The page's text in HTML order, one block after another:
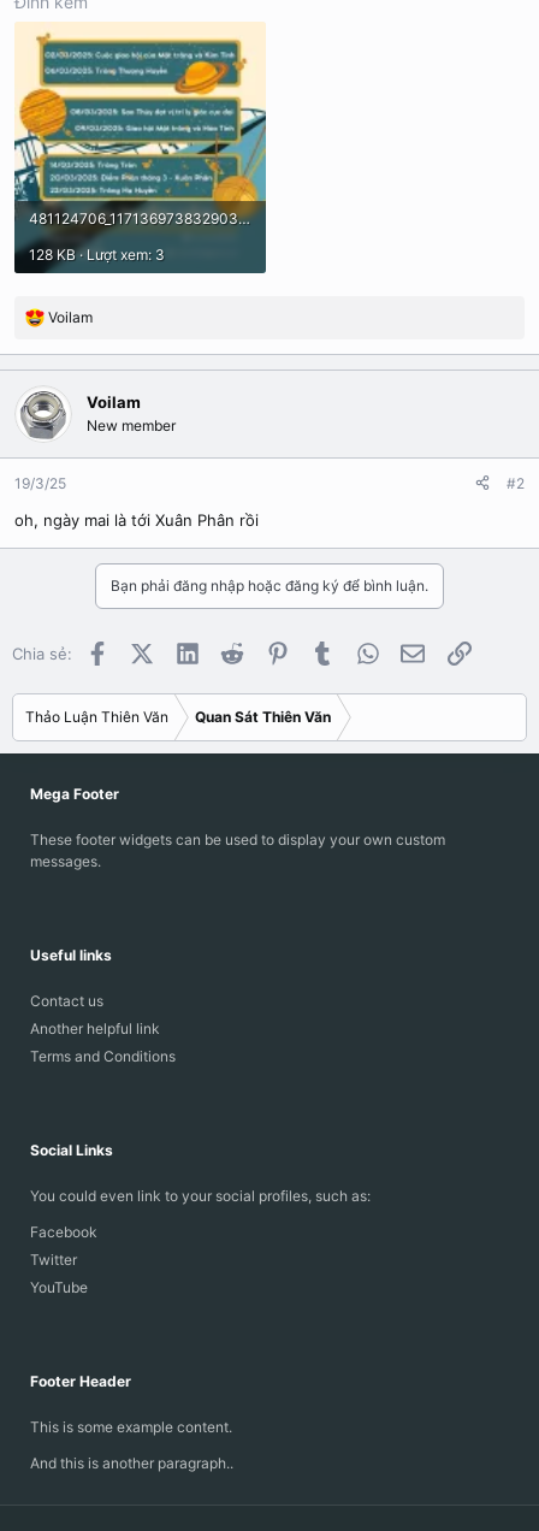
481124706_1171369738329034_5402381228404741732_n.webp
128 KB · Lượt xem: 3
R
a
c
t
i
o
n
:
Voilam
Voilam
New member
19/3/25 #2
oh, ngày mai là tới Xuân Phân rồi
Bạn phải đăng nhập hoặc đăng ký để bình luận.
Chia sẻ: FacebookX (Twitter)
LinkedInReddit PinterestTumblrWhatsApp
Email Link
Thảo Luận Thiên Văn Quan Sát Thiên Văn
Mega Footer
These footer widgets can be used to display your own custom
messages.
Useful links
Contact us
Another helpful link
Terms and Conditions
Social Links
You could even link to your social profiles, such as:
Facebook
Twitter
YouTube
Footer Header
This is some example content.
And this is another paragraph..